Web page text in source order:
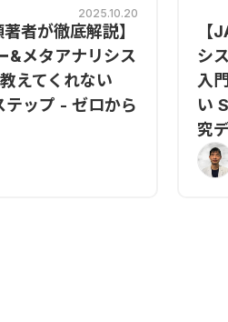
2025.10.20
者が徹底解説】
&メタアナリシス
えてくれない
ップ - ゼロから
【
シ
入
い
究